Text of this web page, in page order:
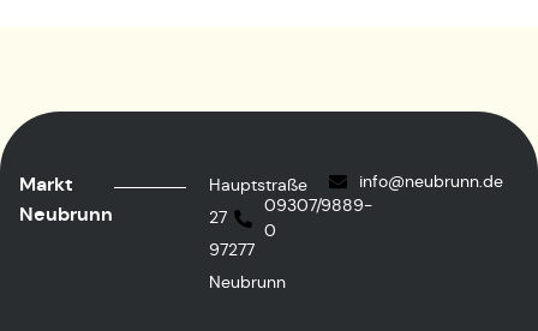
Markt
Neubrunn
Hauptstraße
27
97277
Neubrunn
09307/9889-
0
info@neubrunn.de